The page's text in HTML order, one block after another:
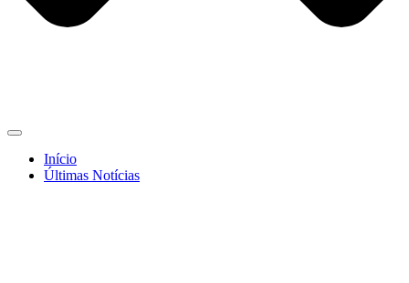
Início
Últimas Notícias